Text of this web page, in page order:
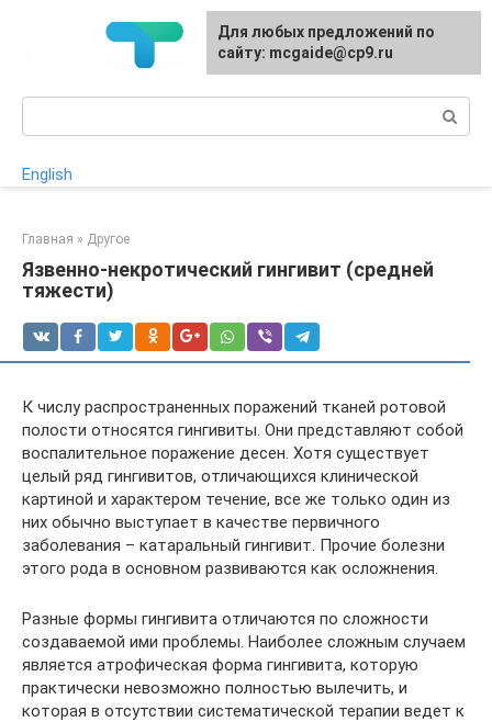
English
Главная » Другое
Язвенно-некротический гингивит (средней
тяжести)
К числу распространенных поражений тканей ротовой
полости относятся гингивиты. Они представляют собой
воспалительное поражение десен. Хотя существует
целый ряд гингивитов, отличающихся клинической
картиной и характером течение, все же только один из
них обычно выступает в качестве первичного
заболевания – катаральный гингивит. Прочие болезни
этого рода в основном развиваются как осложнения.
Разные формы гингивита отличаются по сложности
создаваемой ими проблемы. Наиболее сложным случаем
является атрофическая форма гингивита, которую
практически невозможно полностью вылечить, и
которая в отсутствии систематической терапии ведет к
Для любых предложений по
сайту: mcgaide@cp9.ru